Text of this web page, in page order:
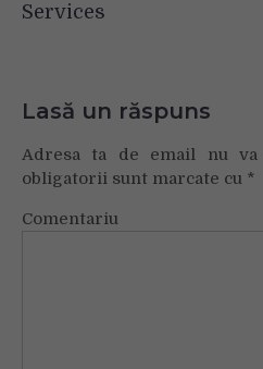
Services
Lasă un răspuns
Adresa ta de email nu va
obligatorii sunt marcate cu *
Comentariu